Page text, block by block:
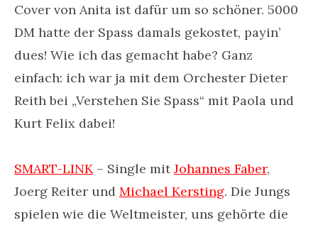
Cover von Anita ist dafür um so schöner. 5000
DM hatte der Spass damals gekostet, payin’
dues! Wie ich das gemacht habe? Ganz
einfach: ich war ja mit dem Orchester Dieter
Reith bei „Verstehen Sie Spass“ mit Paola und
Kurt Felix dabei!
SMART-LINK– Single mitJohannes Faber,
Joerg Reiter und Michael Kersting. Die Jungs
spielen wie die Weltmeister, uns gehörte die